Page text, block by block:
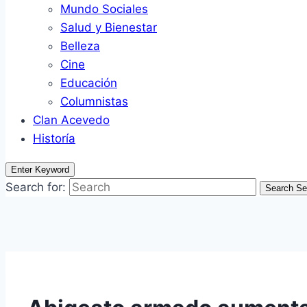
Mundo Sociales
Salud y Bienestar
Belleza
Cine
Educación
Columnistas
Clan Acevedo
Historía
Enter Keyword
Search for: Search